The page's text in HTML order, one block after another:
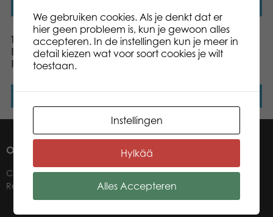
Tactic Puzzle Lovers
Building in Krakow,
Poland 1000 pcs puzzle
Tactic Puzzle Lovers Tall
Giraffes 1000 pcs puzzle
OVER ONS
Contact
Retailers
We gebruiken cookies. Als je denkt dat er
hier geen probleem is, kun je gewoon alles
accepteren. In de instellingen kun je meer in
detail kiezen wat voor soort cookies je wilt
toestaan.
Instellingen
Hylkää
Alles Accepteren